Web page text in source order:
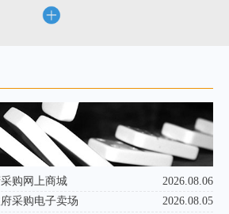
购网上商城
2026.08.06
采购电子卖场
2026.08.05